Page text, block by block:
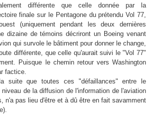
différente que celle donnée par la
finale sur le Pentagone du prétendu Vol 77,
(uniquement pendant les deux dernières
dizaine de témoins décriront un Boeing venant
qui survole le bâtiment pour donner le change,
différente, que celle qu'aurait suivi le "Vol 77"
Puisque le chemin retour vers Washington
factice.
suite que toutes ces "défaillances" entre le
niveau de la diffusion de l'information de l'aviation
n'a pas lieu d'être et à dû être en fait savamment